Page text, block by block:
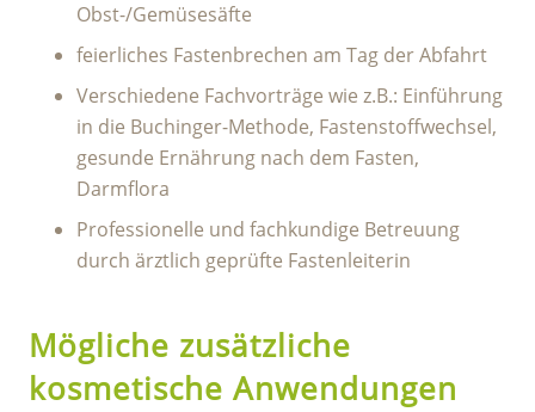
Obst-/Gemüsesäfte
feierliches Fastenbrechen am Tag der Abfahrt
Verschiedene Fachvorträge wie z.B.: Einführung
in die Buchinger-Methode, Fastenstoffwechsel,
gesunde Ernährung nach dem Fasten,
Darmflora
Professionelle und fachkundige Betreuung
durch ärztlich geprüfte Fastenleiterin
Mögliche zusätzliche
kosmetische Anwendungen